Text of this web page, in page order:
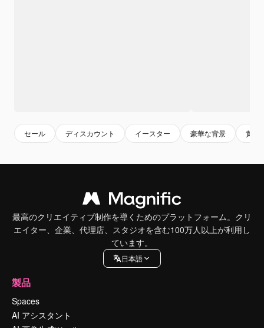
セール ディスカウント イースター 豪華な背景 黄金
最高のクリエイティブ制作を導くためのプラットフォーム。クリ
エイター、企業、代理店、スタジオを含む100万人以上が利用し
ています。
日本語
製品
Spaces
AI アシスタント